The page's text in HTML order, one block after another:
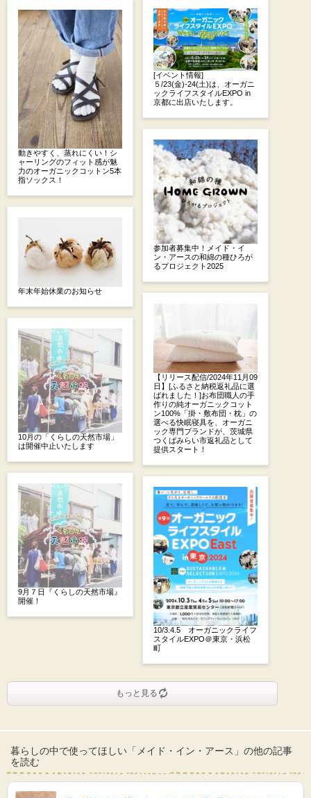
動きやすく、蒸れにくい！シ
ャーリングのフィット感が魅
力のオーガニックコットン5本
指ソックス！
年末年始休業のお知らせ
10月の「くらしの天然市場」
は開催中止いたします
9月７日『くらしの天然市場』
開催！
[イベント情報]
５/23(金)-24(土)は、オーガニ
ックライフスタイルEXPO in
京都に出店いたします。
参加者募集中！メイド・イ
ン・アースの和綿の種ひろが
るプロジェクト2025
【リリース配信/2024年11月09
日】[ふるさと納税返礼品に選
ばれました！]お布団職人の手
作りの純オーガニックコット
ン100%「掛・敷布団・枕」の
選べる快眠寝具を、オーガニ
ック専門ブランドが、茨城県
つくばみらい市返礼品として
提供スタート！
10/3.4.5 オーガニックライフ
スタイルEXPO＠東京・浜松
町
もっと見る
暮らしの中で使ってほしい「メイド・イン・アース」の他の記事
を読む